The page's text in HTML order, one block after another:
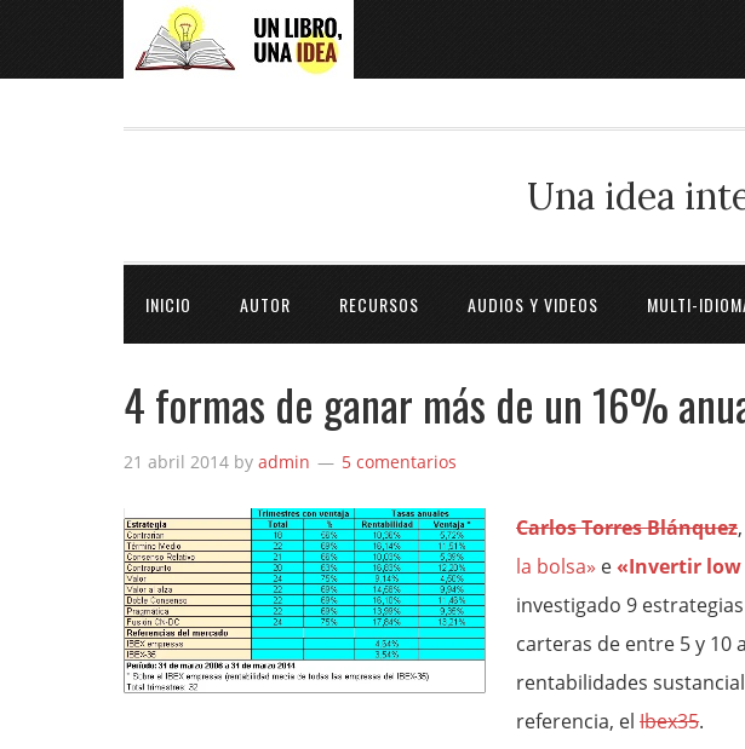
Una idea
INICIO AUTOR RECURSOS AUDIOS Y VIDEOS MULTI-
4 formas de ganar más de un 16%
21 abril 2014 by admin 5 comentarios
Carlos Torres Blánquez
la bolsa» e«Invertir low
investigado 9
carteras de entre 5 y 10
rentabilidades
referencia, el Ibex35.